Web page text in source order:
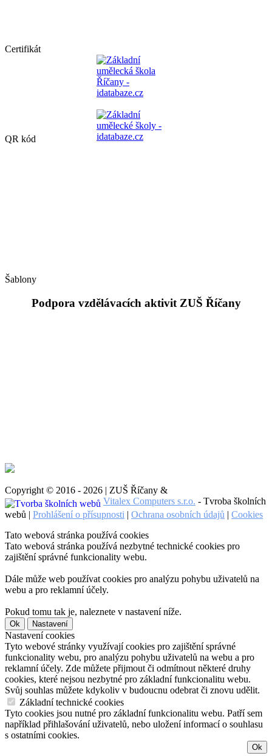
Certifikát
QR kód
Šablony
Podpora vzdělávacích aktivit ZUŠ Říčany
Copyright © 2016 - 2026 | ZUŠ Říčany &
Vitalex Computers s.r.o. - Tvroba školních
webů | Prohlášení o přísupnosti | Ochrana osobních údajů | Cookies
Tato webová stránka používá cookies
Tato webová stránka používá nezbytné technické cookies pro
zajištění správné funkcionality webu.
Dále může web používat cookies pro analýzu pohybu uživatelů na
webu a pro reklamní účely.
Pokud tomu tak je, naleznete v nastavení níže.
Ok Nastavení
Nastavení cookies
Tyto webové stránky využívají cookies pro zajištění správné
funkcionality webu, pro analýzu pohybu uživatelů na webu a pro
reklamní účely. Zde můžete přijmout či odmítnout některé druhy
cookies, které nejsou nezbytné pro základní funkcionalitu webu.
Svůj souhlas můžete kdykoliv v budoucnu odebrat či znovu udělit.
Základní technické cookies
Tyto cookies jsou nutné pro základní funkcionalitu webu. Patří sem
například přihlašování uživatelů, nebo uložení informací o souhlasu
s ostatními cookies.
Ok